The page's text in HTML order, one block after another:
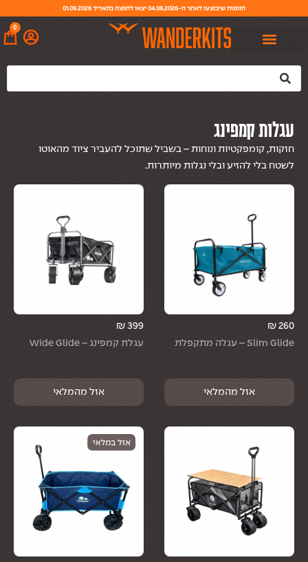
הזמנות שיבוצעו לאחר ה-04.08.2026 יצאו להפצה בתאריך 01.09.2026
0
עגלות קמפינג
חזקות, קומפקטיות ונוחות – בשביל שתוכל להעביר ציוד מהאוטו
לשטח בלי להזיע ובלי נגלות מיותרות.
₪ 260
Slim Glide – עגלה מתקפלת
₪ 399
עגלת קמפינג – Wide Glide